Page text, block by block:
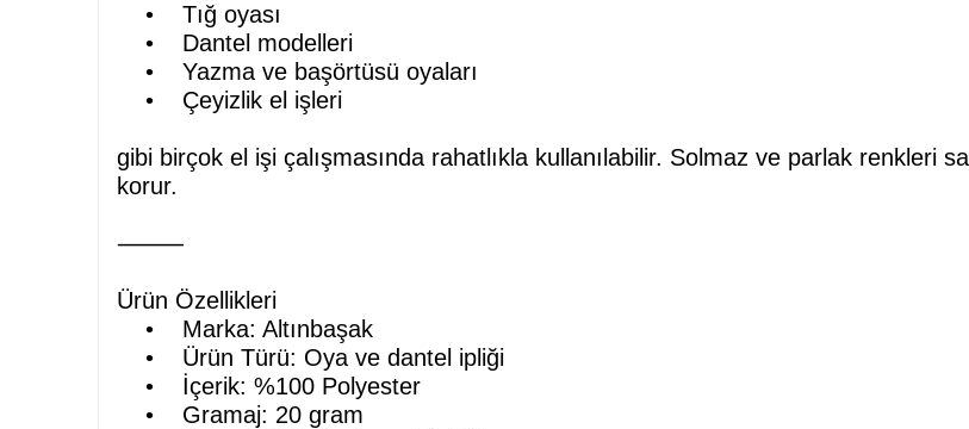
• Tığ oyası
• Dantel modelleri
• Yazma ve başörtüsü oyaları
• Çeyizlik el işleri
gibi birçok el işi çalışmasında rahatlıkla kullanılabilir. Solmaz ve parlak renkleri
korur.
⸻
Ürün Özellikleri
• Marka: Altınbaşak
• Ürün Türü: Oya ve dantel ipliği
• İçerik: %100 Polyester
• Gramaj: 20 gram